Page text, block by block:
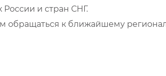
России и стран СНГ.
обращаться к ближайшему